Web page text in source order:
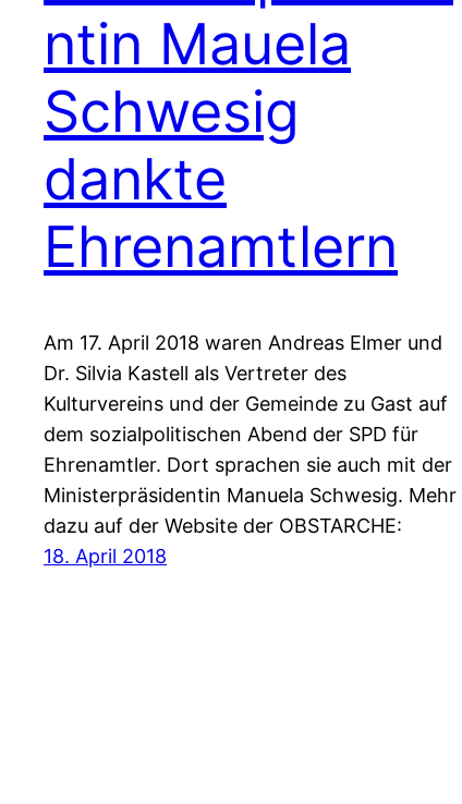
ntin Mauela
Schwesig
dankte
Ehrenamtlern
Am 17. April 2018 waren Andreas Elmer und
Dr. Silvia Kastell als Vertreter des
Kulturvereins und der Gemeinde zu Gast auf
dem sozialpolitischen Abend der SPD für
Ehrenamtler. Dort sprachen sie auch mit der
Ministerpräsidentin Manuela Schwesig. Mehr
dazu auf der Website der OBSTARCHE:
18. April 2018